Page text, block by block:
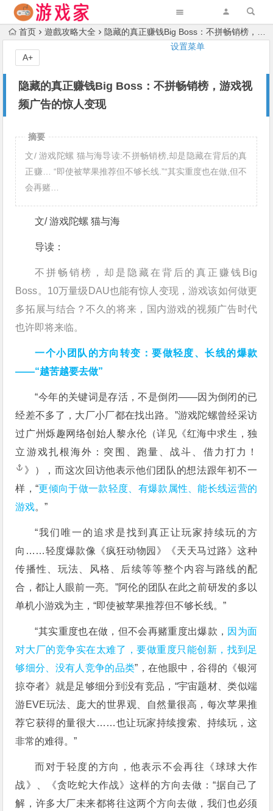
设置菜单
首页 遊戲攻略大全 隐藏的真正赚钱Big Boss：不拼畅销榜，游戏视频广告的惊人变现
隐藏的真正赚钱Big Boss：不拼畅销榜，游戏视
频广告的惊人变现
A+
摘要
文/ 游戏陀螺 猫与海导读:不拼畅销榜,却是隐藏在背后的真
正赚… “即使被苹果推荐但不够长线.”“其实重度也在做,但不
会再赌…
文/ 游戏陀螺 猫与海
导读：
不拼畅销榜，却是隐藏在背后的真正赚钱Big
Boss。10万量级DAU也能有惊人变现，游戏该如何做更
多拓展与结合？不久的将来，国内游戏的视频广告时代
也许即将来临。
一个小团队的方向转变：要做轻度、长线的爆款
——“越苦越要去做”
“今年的关键词是存活，不是倒闭——因为倒闭的已
经差不多了，大厂小厂都在找出路。”游戏陀螺曾经采访
过广州烁趣网络创始人黎永伦（详见《红海中求生，独
立游戏扎根海外：突围、跑量、战斗、借力打力！
》），而这次回访他表示他们团队的想法跟年初不一
样，“更倾向于做一款轻度、有爆款属性、能长线运营的
游戏。”
“我们唯一的追求是找到真正让玩家持续玩的方
向……轻度爆款像《疯狂动物园》《天天马过路》这种
传播性、玩法、风格、后续等等整个内容与路线的配
合，都让人眼前一亮。”阿伦的团队在此之前研发的多以
单机小游戏为主，“即使被苹果推荐但不够长线。”
“其实重度也在做，但不会再赌重度出爆款， 因为面
对大厂的竞争实在太难了，要做重度只能创新，找到足
够细分、没有人竞争的品类”，在他眼中，谷得的《银河
掠夺者》就是足够细分到没有竞品，“宇宙题材、类似端
游EVE玩法、庞大的世界观、自然量很高，每次苹果推
荐它获得的量很大……也让玩家持续搜索、持续玩，这
非常的难得。”
而对于轻度的方向，他表示不会再往《球球大作
战》、《贪吃蛇大作战》这样的方向去做：“据自己了
解，许多大厂未来都将往这两个方向去做，我们也必须